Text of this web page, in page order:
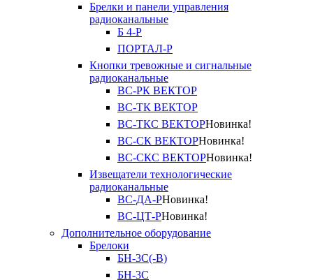
Брелки и панели управления
радиоканальные
Б 4-Р
ПОРТАЛ-Р
Кнопки тревожные и сигнальные
радиоканальные
ВС-РК ВЕКТОР
ВС-ТК ВЕКТОР
ВС-ТКС ВЕКТОРНовинка!
ВС-СК ВЕКТОРНовинка!
ВС-СКС ВЕКТОРНовинка!
Извещатели технологические
радиоканальные
ВС-ДА-РНовинка!
ВС-ЦТ-РНовинка!
Дополнительное оборудование
Брелоки
БН-3С(-В)
БН-3С